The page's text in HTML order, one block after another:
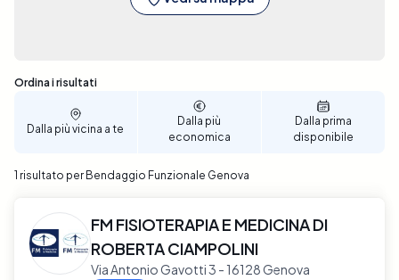
Sono stati trovati 1 risultati
Ordina i risultati
Dalla più vicina a te
Dalla più
economica
Dalla prima
disponibile
1 risultato per Bendaggio Funzionale Genova
FM FISIOTERAPIA E MEDICINA DI
ROBERTA CIAMPOLINI
Via Antonio Gavotti 3 - 16128 Genova